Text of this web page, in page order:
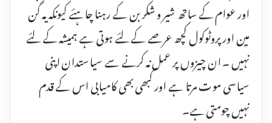
اور عوام کے ساتھ شیر و شکر بن کے رہنا چاہئے کیونکہ یہ گن
مین اور پروٹوکول کچھ عرصے کے لئے ہوتی ہے ہمیشہ کے لئے
نہیں ۔ ان چیزوں پر عمل نہ کرنے سے سیاستدان اپنی
سیاسی موت مرتا ہے اور کبھی بھی کامیابی اس کے قدم
نہیں چومتی ہے۔